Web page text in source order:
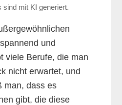
sind mit KI generiert.
und
viele Berufe, die man
nicht erwartet, und
man, dass es
gibt, die diese